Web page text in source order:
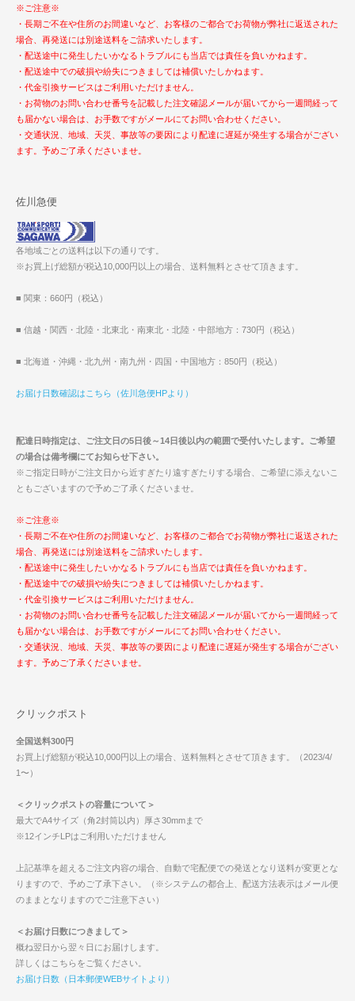
※ご注意※
・長期ご不在や住所のお間違いなど、お客様のご都合でお荷物が弊社に返送された
場合、再発送には別途送料をご請求いたします。
・配送途中に発生したいかなるトラブルにも当店では責任を負いかねます。
・配送途中での破損や紛失につきましては補償いたしかねます。
・代金引換サービスはご利用いただけません。
・お荷物のお問い合わせ番号を記載した注文確認メールが届いてから一週間経って
も届かない場合は、お手数ですがメールにてお問い合わせください。
・交通状況、地域、天災、事故等の要因により配達に遅延が発生する場合がござい
ます。予めご了承くださいませ。
佐川急便
各地域ごとの送料は以下の通りです。
※お買上げ総額が税込10,000円以上の場合、送料無料とさせて頂きます。
■ 関東：660円（税込）
■ 信越・関西・北陸・北東北・南東北・北陸・中部地方：730円（税込）
■ 北海道・沖縄・北九州・南九州・四国・中国地方：850円（税込）
お届け日数確認はこちら（佐川急便HPより）
配達日時指定は、ご注文日の5日後～14日後以内の範囲で受付いたします。ご希望
の場合は備考欄にてお知らせ下さい。
※ご指定日時がご注文日から近すぎたり遠すぎたりする場合、ご希望に添えないこ
ともございますので予めご了承くださいませ。
※ご注意※
・長期ご不在や住所のお間違いなど、お客様のご都合でお荷物が弊社に返送された
場合、再発送には別途送料をご請求いたします。
・配送途中に発生したいかなるトラブルにも当店では責任を負いかねます。
・配送途中での破損や紛失につきましては補償いたしかねます。
・代金引換サービスはご利用いただけません。
・お荷物のお問い合わせ番号を記載した注文確認メールが届いてから一週間経って
も届かない場合は、お手数ですがメールにてお問い合わせください。
・交通状況、地域、天災、事故等の要因により配達に遅延が発生する場合がござい
ます。予めご了承くださいませ。
クリックポスト
全国送料300円
お買上げ総額が税込10,000円以上の場合、送料無料とさせて頂きます。（2023/4/
1〜）
＜クリックポストの容量について＞
最大でA4サイズ（角2封筒以内）厚さ30mmまで
※12インチLPはご利用いただけません
上記基準を超えるご注文内容の場合、自動で宅配便での発送となり送料が変更とな
りますので、予めご了承下さい。（※システムの都合上、配送方法表示はメール便
のままとなりますのでご注意下さい）
＜お届け日数につきまして＞
概ね翌日から翌々日にお届けします。
詳しくはこちらをご覧ください。
お届け日数（日本郵便WEBサイトより）